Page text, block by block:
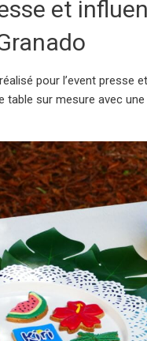
et
pour l’event presse
table sur mesure avec